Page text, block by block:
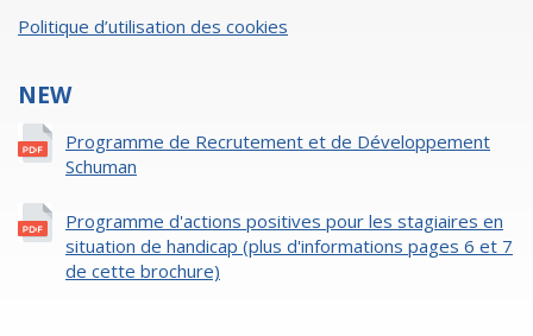
Politique d’utilisation des cookies
NEW
Programme de Recrutement et de Développement
Schuman
Programme d'actions positives pour les stagiaires en
situation de handicap (plus d'informations pages 6 et 7
de cette brochure)